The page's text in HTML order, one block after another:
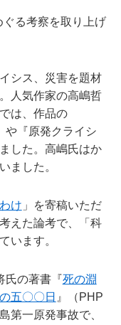
る考察を取り上げ
シス、災害を題材
人気作家の高嶋哲
は、作品の
や『原発クライシ
した。高嶋氏はか
ました。
け 」を寄稿いただ
えた論考で、「科
います。
氏の著書『死の淵
五〇〇日 』（PHP
第一原発事故で、